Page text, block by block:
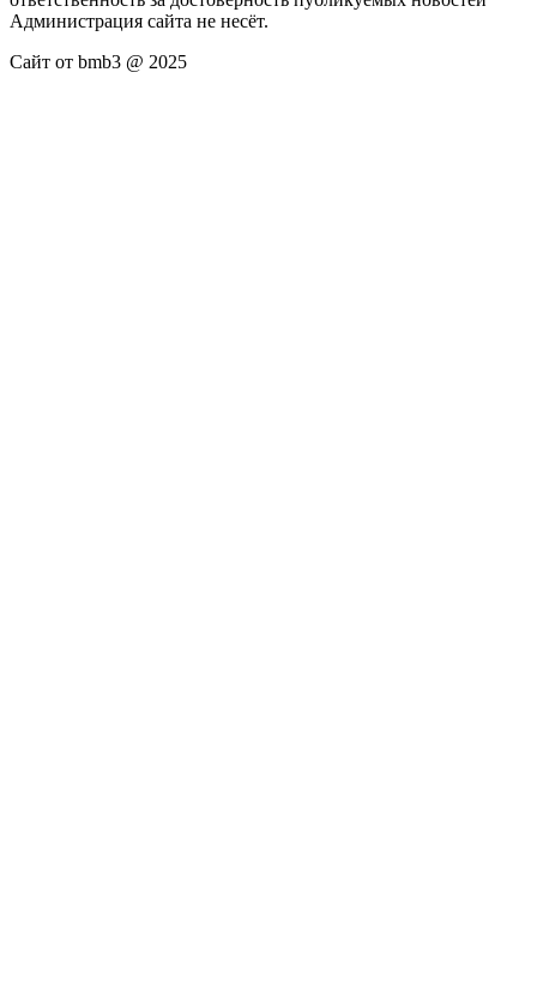
Администрация сайта не несёт.
Сайт от bmb3 @ 2025